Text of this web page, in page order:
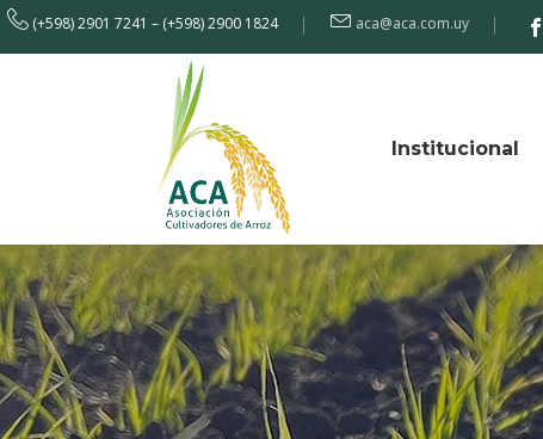
(+598) 2901 7241 – (+598) 2900 1824 aca@aca.com.uy
Institucional